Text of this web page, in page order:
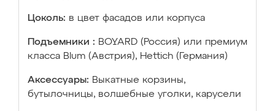
Цоколь: в цвет фасадов или корпуса
Подъемники : BOYARD (Россия) или премиум
класса Blum (Австрия), Hettich (Германия)
Аксессуары: Выкатные корзины,
бутылочницы, волшебные уголки, карусели